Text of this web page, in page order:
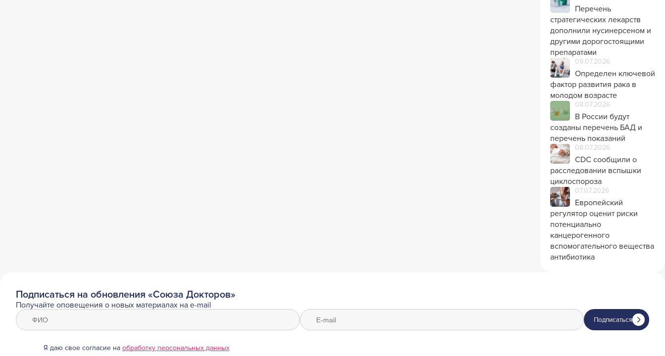
Перечень
стратегических лекарств
дополнили нусинерсеном и
другими дорогостоящими
препаратами
09.07.2026
Определен ключевой
фактор развития рака в
молодом возрасте
08.07.2026
В России будут
созданы перечень БАД и
перечень показаний
08.07.2026
CDC сообщили о
расследовании вспышки
циклоспороза
07.07.2026
Европейский
регулятор оценит риски
потенциально
канцерогенного
вспомогательного вещества
антибиотика
Подписаться на обновления «Союза Докторов»
Получайте оповещения о новых материалах на e-mail
Я даю свое согласие на обработку персональных данных
Подписаться